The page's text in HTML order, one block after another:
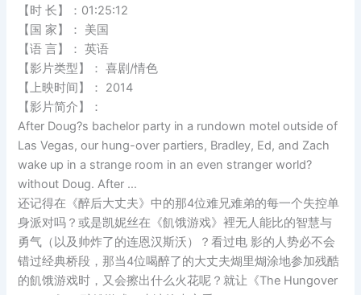
【时 长】：01:25:12
【国 家】： 美国
【语 言】： 英语
【影片类型】： 喜剧/情色
【上映时间】： 2014
【影片简介】：
After Doug?s bachelor party in a rundown motel outside of
Las Vegas, our hung-over partiers, Bradley, Ed, and Zach
wake up in a strange room in an even stranger world?
without Doug. After …
还记得在《醉后大丈夫》中的那4位难兄难弟的每一个失控单
身派对吗？或是凯妮丝在《飢饿游戏》裡无人能比的智慧与
勇气（以及帅炸了的连恩汉斯沃）？看过电 影的人势必不会
错过经典桥段，那当4位喝醉了的大丈夫煳里煳涂地参加残酷
的飢饿游戏时，又会擦出什么火花呢？就让《The Hungover